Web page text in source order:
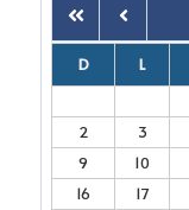
D L
2
3
9
10
16
17